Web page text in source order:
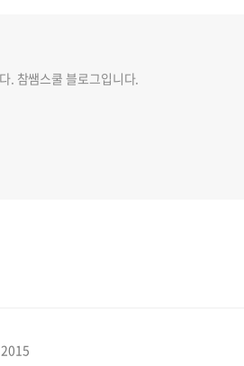
. 참쌤스쿨 블로그입니다.